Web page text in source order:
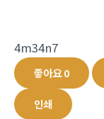
4m34n7
좋아요0
인쇄